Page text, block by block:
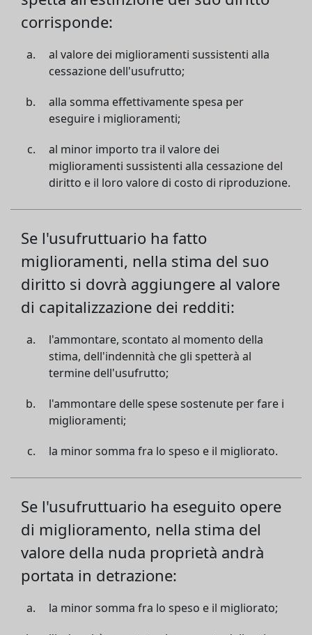
corrisponde:
al valore dei miglioramenti sussistenti alla
cessazione dell'usufrutto;
alla somma effettivamente spesa per
eseguire i miglioramenti;
al minor importo tra il valore dei
miglioramenti sussistenti alla cessazione del
diritto e il loro valore di costo di riproduzione.
Se l'usufruttuario ha fatto
miglioramenti, nella stima del suo
diritto si dovrà aggiungere al valore
di capitalizzazione dei redditi:
l'ammontare, scontato al momento della
stima, dell'indennità che gli spetterà al
termine dell'usufrutto;
l'ammontare delle spese sostenute per fare i
miglioramenti;
la minor somma fra lo speso e il migliorato.
Se l'usufruttuario ha eseguito opere
di miglioramento, nella stima del
valore della nuda proprietà andrà
portata in detrazione:
la minor somma fra lo speso e il migliorato;